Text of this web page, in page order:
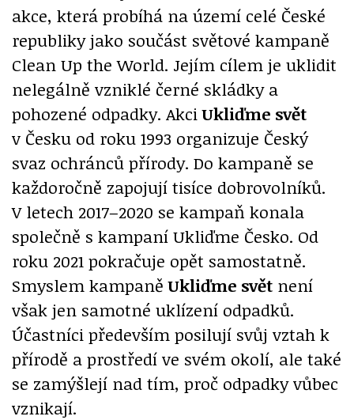
akce, která probíhá na území celé České
republiky jako součást světové kampaně
Clean Up the World. Jejím cílem je uklidit
nelegálně vzniklé černé skládky a
pohozené odpadky. AkciUkliďme svět
v Česku od roku 1993 organizuje Český
svaz ochránců přírody. Do kampaně se
každoročně zapojují tisíce dobrovolníků.
V letech 2017–2020 se kampaň konala
společně s kampaní Ukliďme Česko. Od
roku 2021 pokračuje opět samostatně.
Smyslem kampaněUkliďme svět není
však jen samotné uklízení odpadků.
Účastníci především posilují svůj vztah k
přírodě a prostředí ve svém okolí, ale také
se zamýšlejí nad tím, proč odpadky vůbec
vznikají.